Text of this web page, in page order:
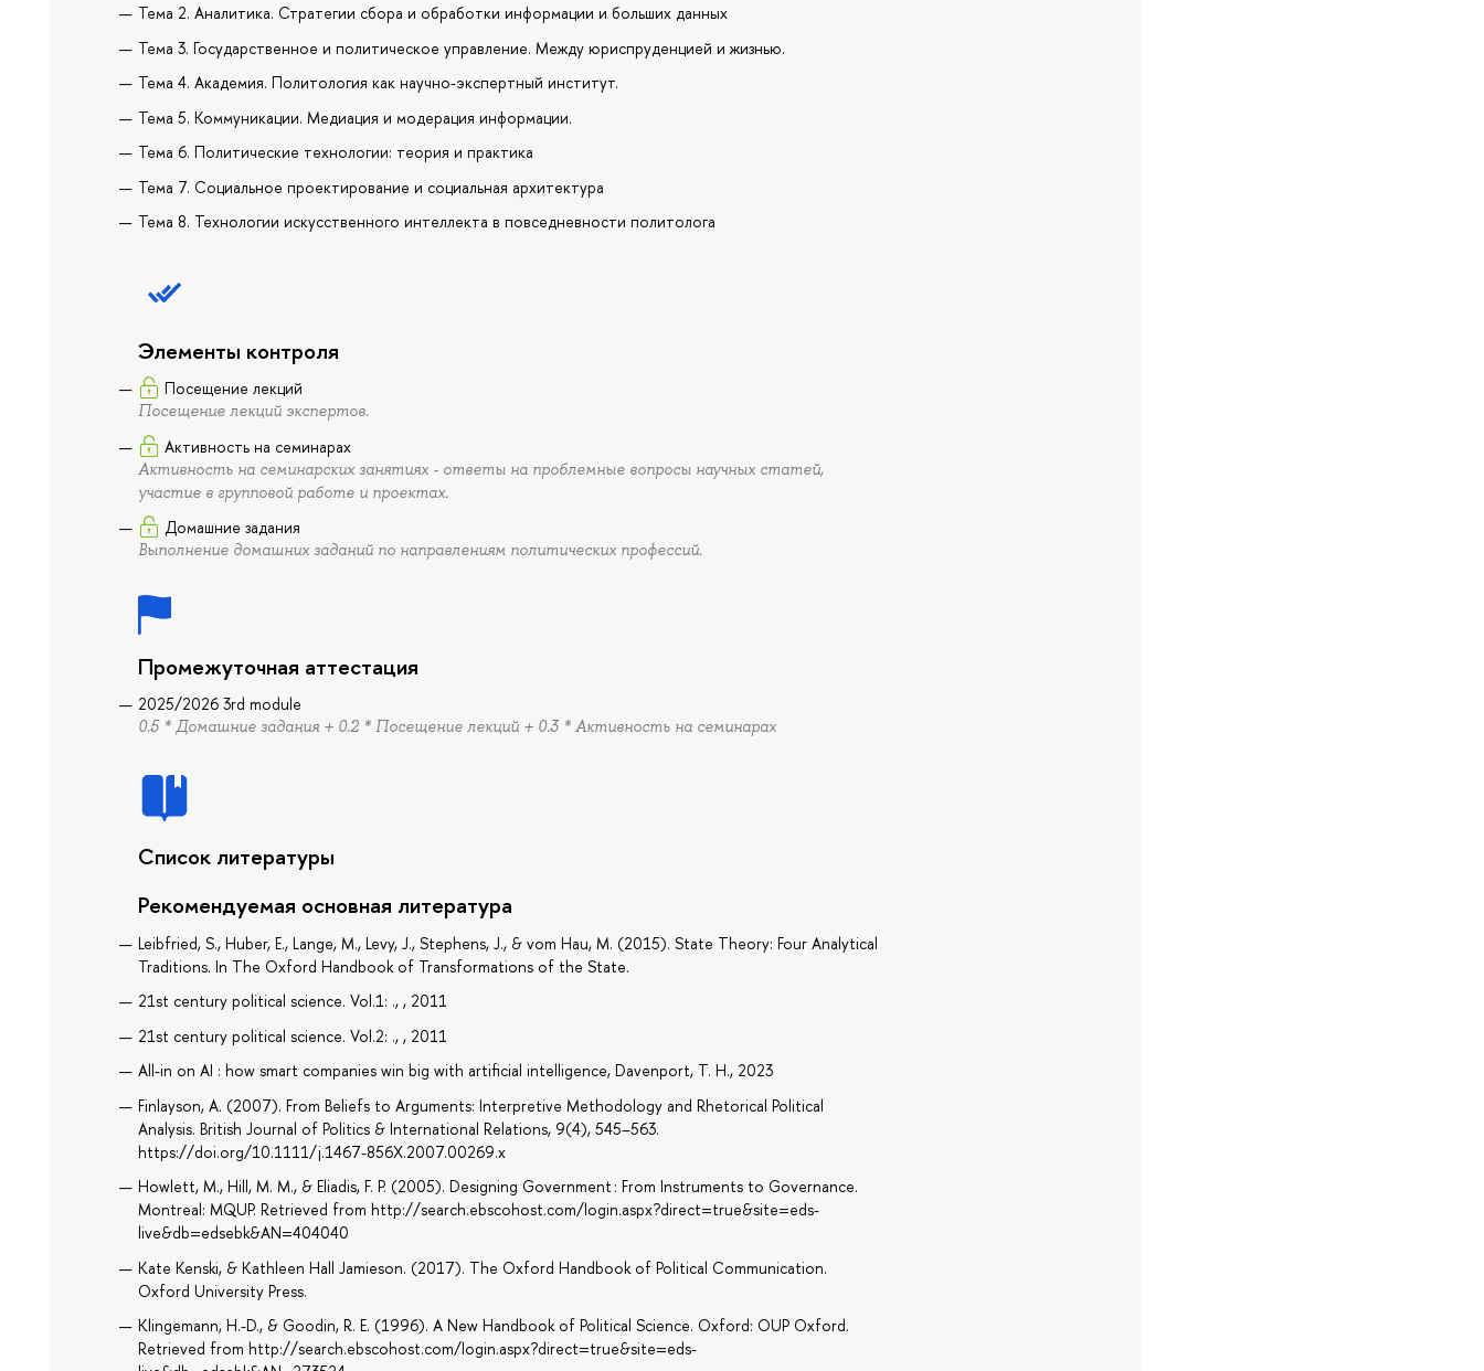
Тема 2. Аналитика. Стратегии сбора и обработки информации и больших данных
Тема 3. Государственное и политическое управление. Между юриспруденцией и жизнью.
Тема 4. Академия. Политология как научно-экспертный институт.
Тема 5. Коммуникации. Медиация и модерация информации.
Тема 6. Политические технологии: теория и практика
Тема 7. Социальное проектирование и социальная архитектура
Тема 8. Технологии искусственного интеллекта в повседневности политолога
Элементы контроля
Посещение лекций
Посещение лекций экспертов.
Активность на семинарах
Активность на семинарских занятиях - ответы на проблемные вопросы научных статей,
участие в групповой работе и проектах.
Домашние задания
Выполнение домашних заданий по направлениям политических профессий.
Промежуточная аттестация
2025/2026 3rd module
0.5 * Домашние задания + 0.2 * Посещение лекций + 0.3 * Активность на семинарах
Список литературы
Рекомендуемая основная литература
Leibfried, S., Huber, E., Lange, M., Levy, J., Stephens, J., & vom Hau, M. (2015). State Theory: Four Analytical
Traditions. In The Oxford Handbook of Transformations of the State.
21st century political science. Vol.1: ., , 2011
21st century political science. Vol.2: ., , 2011
All-in on AI : how smart companies win big with artificial intelligence, Davenport, T. H., 2023
Finlayson, A. (2007). From Beliefs to Arguments: Interpretive Methodology and Rhetorical Political
Analysis. British Journal of Politics & International Relations, 9(4), 545–563.
https://doi.org/10.1111/j.1467-856X.2007.00269.x
Howlett, M., Hill, M. M., & Eliadis, F. P. (2005). Designing Government : From Instruments to Governance.
Montreal: MQUP. Retrieved from http://search.ebscohost.com/login.aspx?direct=true&site=eds-
live&db=edsebk&AN=404040
Kate Kenski, & Kathleen Hall Jamieson. (2017). The Oxford Handbook of Political Communication.
Oxford University Press.
Klingemann, H.-D., & Goodin, R. E. (1996). A New Handbook of Political Science. Oxford: OUP Oxford.
Retrieved from http://search.ebscohost.com/login.aspx?direct=true&site=eds-